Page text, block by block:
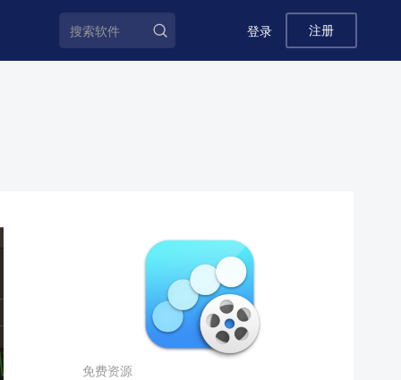
登录 注册
免费资源